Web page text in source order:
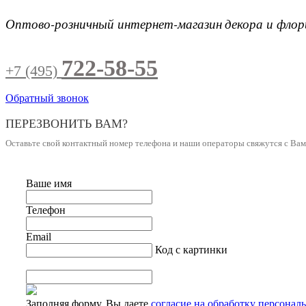
Оптово-розничный интернет-магазиндекора и
+7 (495) 722-58-55
Обратный звонок
ПЕРЕЗВОНИТЬ ВАМ?
Оставьте свой контактный номер телефона и наши операторы свяжутся с
Ваше имя
Телефон
Email
Код с картинки
Заполняя форму, Вы даете согласие на обработку